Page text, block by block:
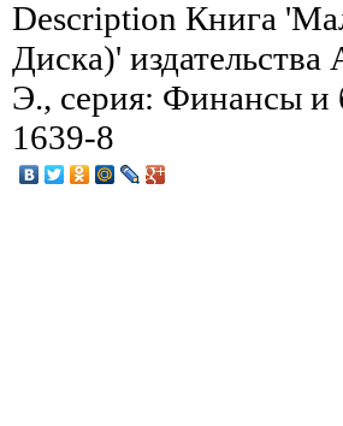
Description Книга
Диска)'
Э., серия: Финансы и
1639-8